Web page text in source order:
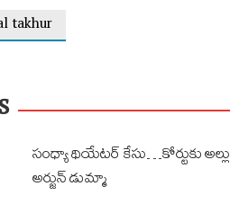
takhur
సంధ్యా థియేటర్ కేసు…కోర్టుకు అల్లు
అర్జున్ డుమ్మా